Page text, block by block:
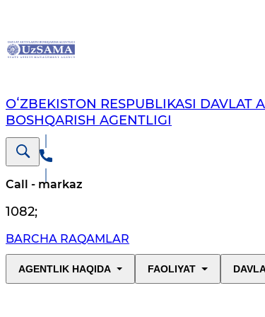
OʻZBEKISTON RESPUBLIKASI DAVLAT
BOSHQARISH AGENTLIGI
Call - markaz
1082;
BARCHA RAQAMLAR
AGENTLIK HAQIDA FAOLIYAT